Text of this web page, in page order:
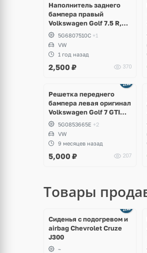
Наполнитель заднего
бампера правый
Volkswagen Golf 7.5 R,
GTI, GTD
5G6807510C +1
VW
1 год назад
2,500 ₽ 370
Решетка переднего
бампера левая оригинал
Volkswagen Golf 7 GTI
дорест
5G0853665E +2
VW
9 месяцев назад
5,000 ₽ 207
Товары
Сиденья с подогревом и
airbag Chevrolet Cruze
J300
~